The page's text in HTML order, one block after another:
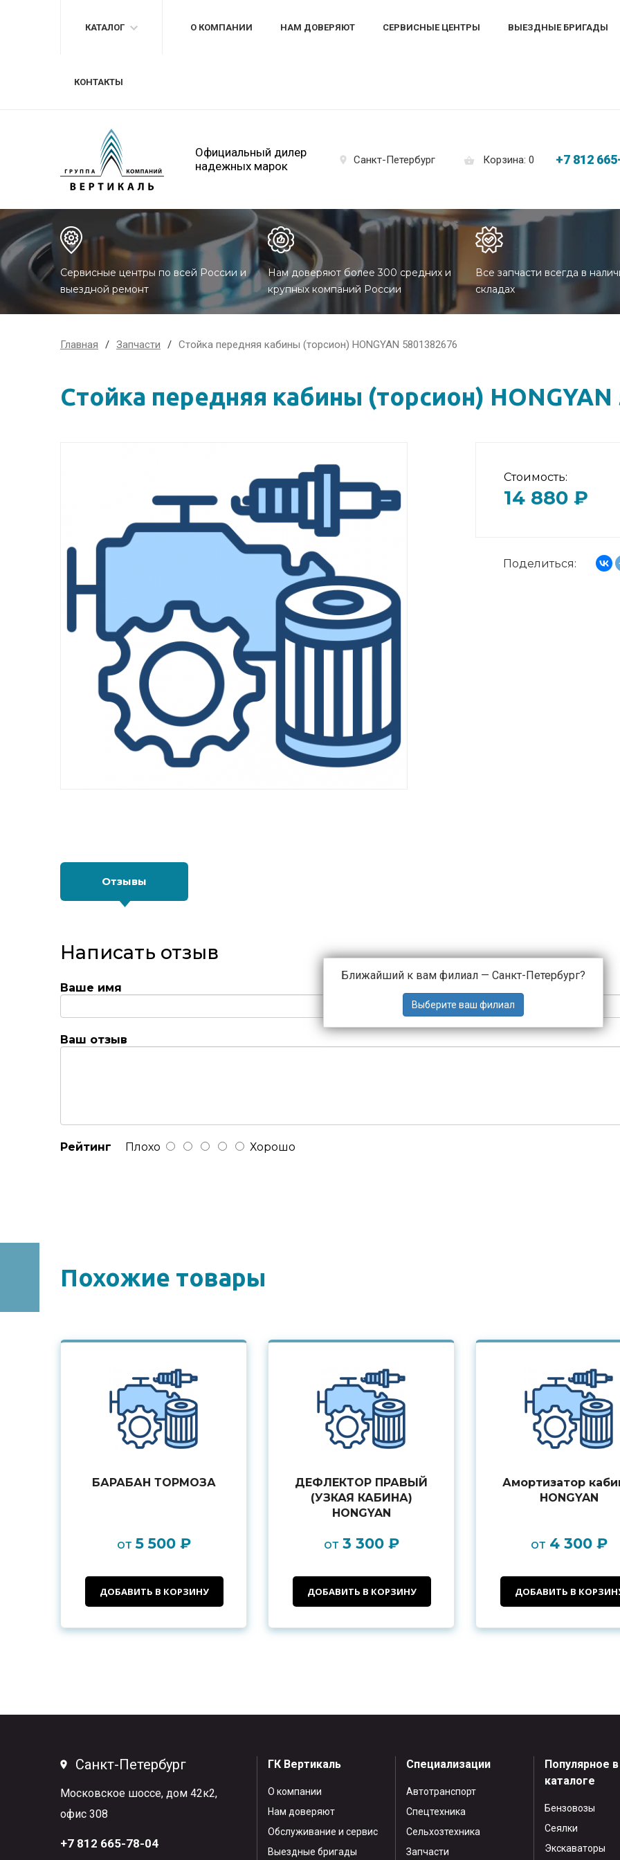
КАТАЛОГ О КОМПАНИИ НАМ ДОВЕРЯЮТ СЕРВИСНЫЕ ЦЕНТРЫ ВЫЕЗДНЫЕ БРИГАДЫ
КОНТАКТЫ
Официальный дилер
надежных марок
Санкт-Петербург
Ближайший к вам филиал — Санкт-Петербург?
Корзина: 0 +7 812
Сервисные центры по всей России и
выездной ремонт
Нам доверяют более 300 средних и
крупных компаний России
Все запчасти всегда в
складах
Главная Запчасти Стойка передняя кабины (торсион) HONGYAN 5801382676
Стойка передняя кабины (торсион) HONGYAN
Стоимость:
14 880 ₽
Поделиться:
Отзывы
Написать отзыв
Ваше имя
Ваш отзыв
Рейтинг Плохо Хорошо
Похожие товары
БАРАБАН ТОРМОЗА
от5 500 ₽
ДОБАВИТЬ В КОРЗИНУ
ДЕФЛЕКТОР ПРАВЫЙ
(УЗКАЯ КАБИНА)
HONGYAN
от 3 300 ₽
ДОБАВИТЬ В КОРЗИНУ
Амортизатор
HONGYAN
от 4 300 ₽
ДОБАВИТЬ В
Санкт-Петербург
Московское шоссе, дом 42к2,
офис 308
+7 812 665-78-04
ГК Вертикаль
О компании
Нам доверяют
Обслуживание и сервис
Выездные бригады
Специализации
Автотранспорт
Спецтехника
Сельхозтехника
Запчасти
Популярное в
каталоге
Бензовозы
Сеялки
Экскаваторы